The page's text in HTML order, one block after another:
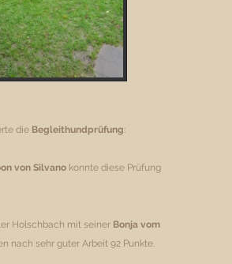
die Begleithundprüfung:
von Silvano konnte diese Prüfung
Holschbach mit seiner Bonja vom
nach sehr guter Arbeit 92 Punkte.